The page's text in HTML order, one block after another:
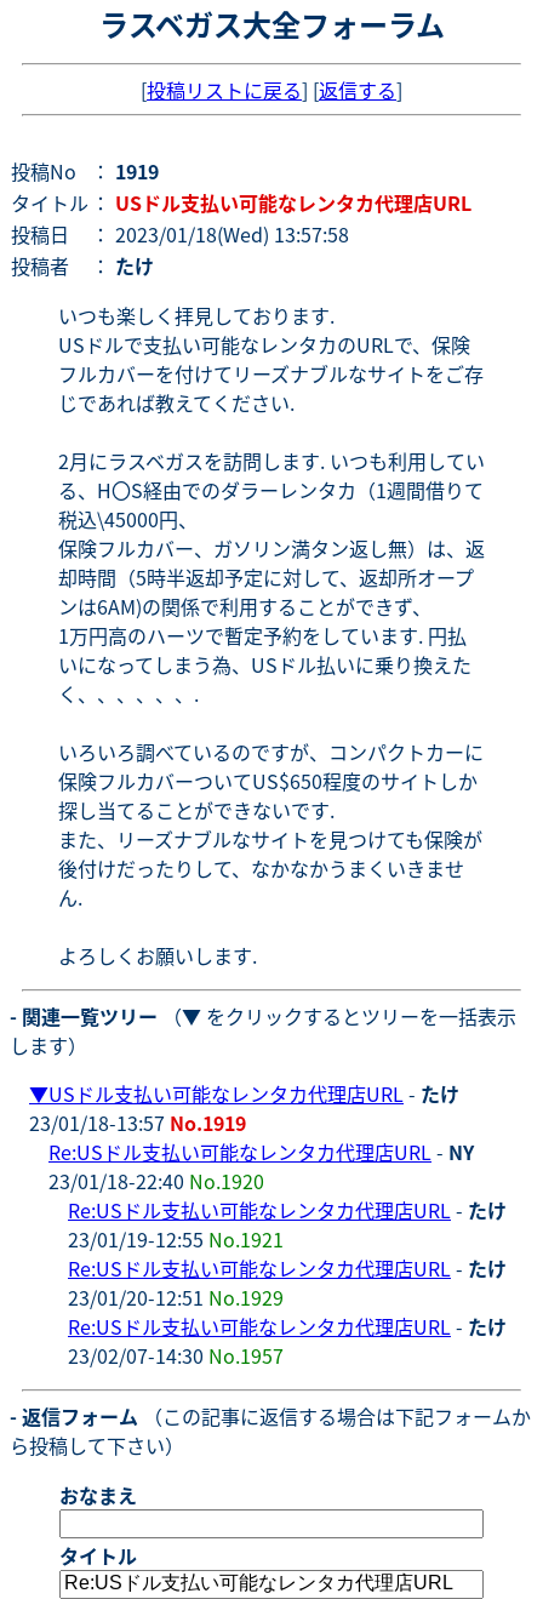
ラスベガス大全フォーラム
[投稿リストに戻る] [返信する]
投稿No ： 1919
タイトル ： USドル支払い可能なレンタカ代理店URL
投稿日
： 2023/01/18(Wed) 13:57:58
投稿者
： たけ
いつも楽しく拝見しております.
USドルで支払い可能なレンタカのURLで、保険
フルカバーを付けてリーズナブルなサイトをご存
じであれば教えてください.
2月にラスベガスを訪問します. いつも利用してい
る、H〇S経由でのダラーレンタカ（1週間借りて
税込\45000円、
保険フルカバー、ガソリン満タン返し無）は、返
却時間（5時半返却予定に対して、返却所オープ
ンは6AM)の関係で利用することができず、
1万円高のハーツで暫定予約をしています. 円払
いになってしまう為、USドル払いに乗り換えた
く、、、、、、.
いろいろ調べているのですが、コンパクトカーに
保険フルカバーついてUS$650程度のサイトしか
探し当てることができないです.
また、リーズナブルなサイトを見つけても保険が
後付けだったりして、なかなかうまくいきませ
ん.
よろしくお願いします.
- 関連一覧ツリー （▼ をクリックするとツリーを一括表示
します）
▼USドル支払い可能なレンタカ代理店URL- たけ
23/01/18-13:57 No.1919
Re:USドル支払い可能なレンタカ代理店URL- NY
23/01/18-22:40 No.1920
Re:USドル支払い可能なレンタカ代理店URL- たけ
23/01/19-12:55 No.1921
Re:USドル支払い可能なレンタカ代理店URL- たけ
23/01/20-12:51 No.1929
Re:USドル支払い可能なレンタカ代理店URL- たけ
23/02/07-14:30 No.1957
- 返信フォーム （この記事に返信する場合は下記フォームか
ら投稿して下さい）
おなまえ
タイトル